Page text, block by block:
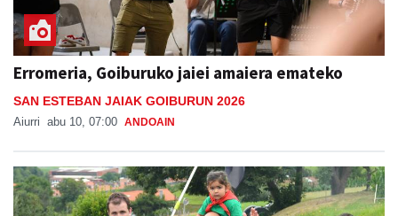
Erromeria, Goiburuko jaiei amaiera emateko
SAN ESTEBAN JAIAK GOIBURUN 2026
Aiurri abu 10, 07:00 ANDOAIN